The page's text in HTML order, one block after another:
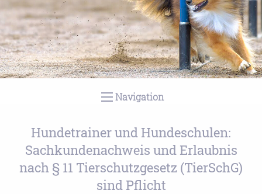
Navigation
Hundetrainer und Hundeschulen:
Sachkundenachweis und Erlaubnis
nach § 11 Tierschutzgesetz (TierSchG)
sind Pflicht